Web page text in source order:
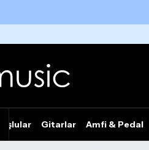
Tuşlular Gitarlar Amfi & Pedal
Tümünü Gör